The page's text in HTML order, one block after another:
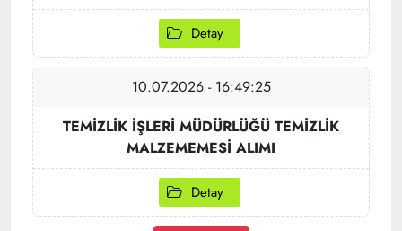
Detay
10.07.2026 - 16:49:25
TEMİZLİK İŞLERİ MÜDÜRLÜĞÜ TEMİZLİK
MALZEMEMESİ ALIMI
Detay